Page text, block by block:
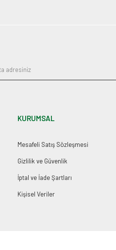
KURUMSAL
Mesafeli Satış Sözleşmesi
Gizlilik ve Güvenlik
İptal ve İade Şartları
Kişisel Veriler